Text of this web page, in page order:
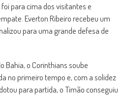
para cima dos visitantes e
Everton Ribeiro recebeu um
para uma grande defesa de
Bahia, o Corinthians soube
no primeiro tempo e, com a solidez
para partida, o Timão conseguiu